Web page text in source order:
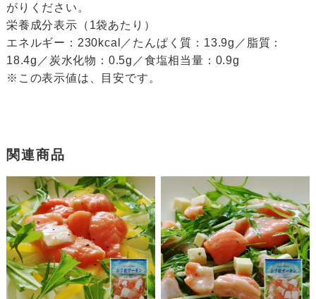
がりください。
栄養成分表示（1袋あたり）
エネルギー：230kcal／たんぱく質：13.9g／脂質：
18.4g／炭水化物：0.5g／食塩相当量：0.9g
※この表示値は、目安です。
関連商品